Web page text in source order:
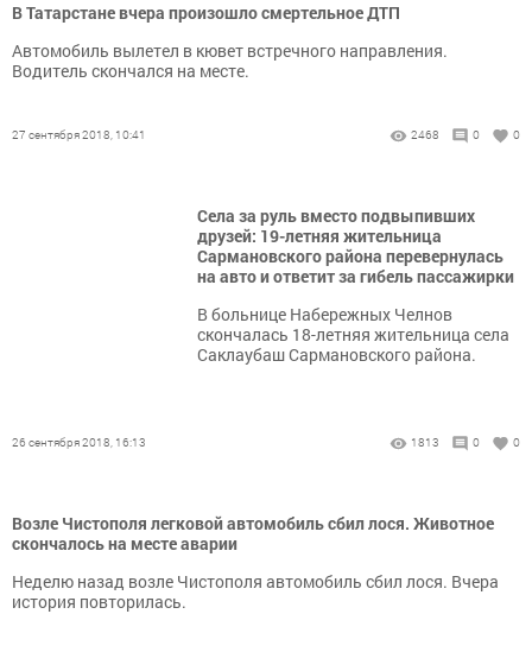
В Татарстане вчера произошло смертельное ДТП
Автомобиль вылетел в кювет встречного направления.
Водитель скончался на месте.
27 сентября 2018, 10:41 2468 0 0
Села за руль вместо подвыпивших
друзей: 19-летняя жительница
Сармановского района перевернулась
на авто и ответит за гибель пассажирки
В больнице Набережных Челнов
скончалась 18-летняя жительница села
Саклаубаш Сармановского района.
26 сентября 2018, 16:13 1813 0 0
Возле Чистополя легковой автомобиль сбил лося. Животное
скончалось на месте аварии
Неделю назад возле Чистополя автомобиль сбил лося. Вчера
история повторилась.